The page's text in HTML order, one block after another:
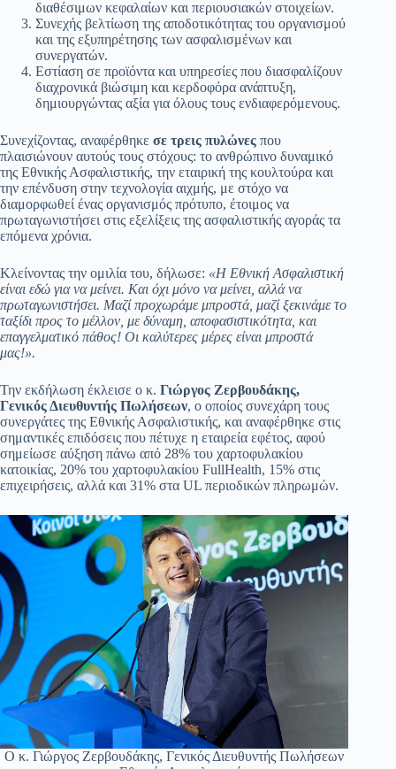
διαθέσιμων κεφαλαίων και περιουσιακών στοιχείων.
Συνεχής βελτίωση της αποδοτικότητας του οργανισμού
και της εξυπηρέτησης των ασφαλισμένων και
συνεργατών.
Εστίαση σε προϊόντα και υπηρεσίες που διασφαλίζουν
διαχρονικά βιώσιμη και κερδοφόρα ανάπτυξη,
δημιουργώντας αξία για όλους τους ενδιαφερόμενους.
Συνεχίζοντας, αναφέρθηκε σε τρεις πυλώνες που
πλαισιώνουν αυτούς τους στόχους: το ανθρώπινο δυναμικό
της Εθνικής Ασφαλιστικής, την εταιρική της κουλτούρα και
την επένδυση στην τεχνολογία αιχμής, με στόχο να
διαμορφωθεί ένας οργανισμός πρότυπο, έτοιμος να
πρωταγωνιστήσει στις εξελίξεις της ασφαλιστικής αγοράς τα
επόμενα χρόνια.
Κλείνοντας την ομιλία του, δήλωσε: «Η Εθνική Ασφαλιστική
είναι εδώ για να μείνει. Και όχι μόνο να μείνει, αλλά να
πρωταγωνιστήσει. Μαζί προχωράμε μπροστά, μαζί ξεκινάμε το
ταξίδι προς το μέλλον, με δύναμη, αποφασιστικότητα, και
επαγγελματικό πάθος! Οι καλύτερες μέρες είναι μπροστά
μας!».
Την εκδήλωση έκλεισε ο κ. Γιώργος Ζερβουδάκης,
Γενικός Διευθυντής Πωλήσεων, ο οποίος συνεχάρη τους
συνεργάτες της Εθνικής Ασφαλιστικής, και αναφέρθηκε στις
σημαντικές επιδόσεις που πέτυχε η εταιρεία εφέτος, αφού
σημείωσε αύξηση πάνω από 28% του χαρτοφυλακίου
κατοικίας, 20% του χαρτοφυλακίου FullHealth, 15% στις
επιχειρήσεις, αλλά και 31% στα UL περιοδικών πληρωμών.
Ο κ. Γιώργος Ζερβουδάκης, Γενικός Διευθυντής Πωλήσεων